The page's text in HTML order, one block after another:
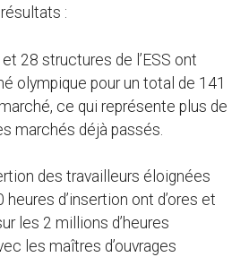
:
28 structures de l’ESS ont
olympique pour un total de 141
ce qui représente plus de
marchés déjà passés.
des travailleurs éloignées
heures d’insertion ont d’ores et
les 2 millions d’heures
les maîtres d’ouvrages